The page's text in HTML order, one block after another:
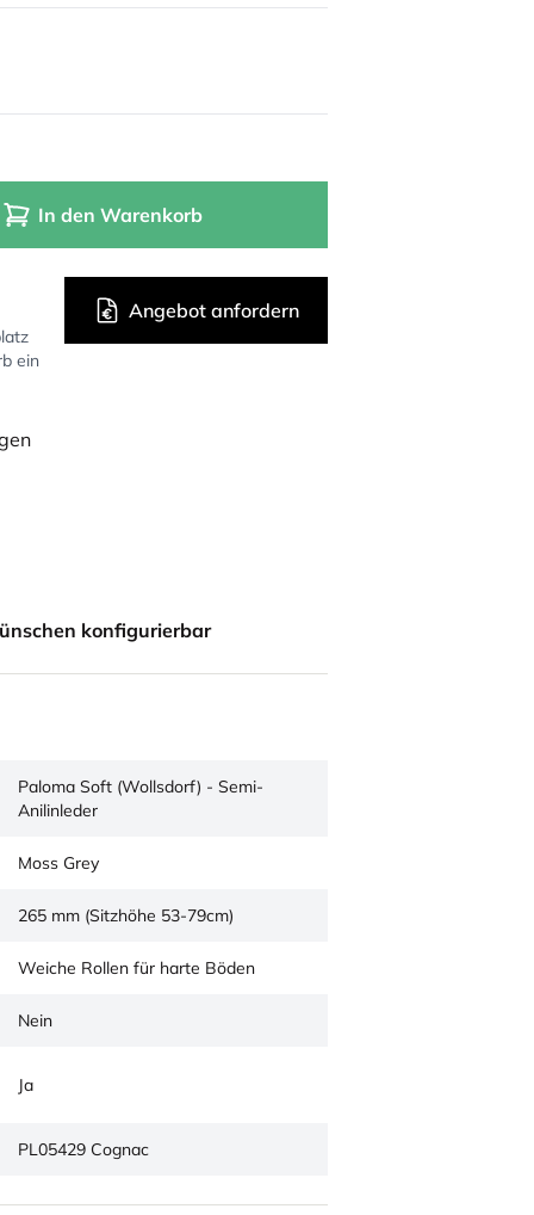
In den Warenkorb
ein
Angebot anfordern
konfigurierbar
Paloma Soft (Wollsdorf) - Semi-
Anilinleder
Moss Grey
265 mm (Sitzhöhe 53-79cm)
Weiche Rollen für harte Böden
Nein
Ja
PL05429 Cognac